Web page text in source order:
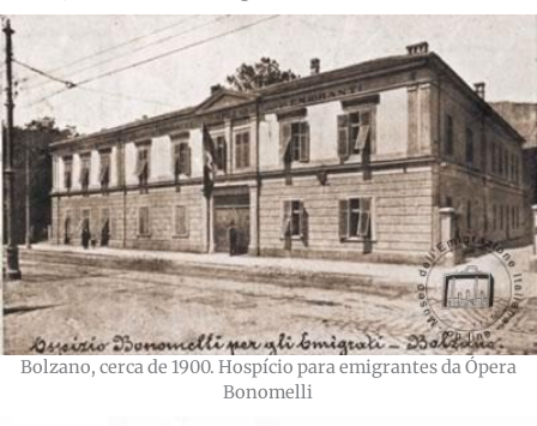
Bolzano, cerca de 1900. Hospício para emigrantes da Ópera
Bonomelli